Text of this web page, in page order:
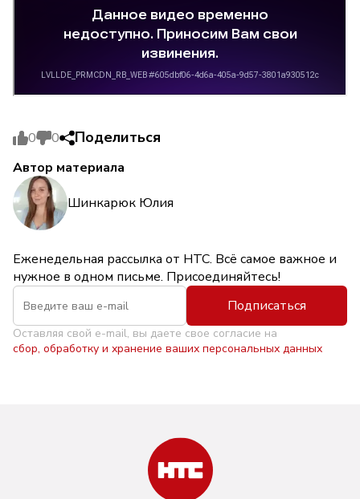
0 0 Поделиться
Автор материала
Шинкарюк Юлия
Еженедельная рассылка от НТС. Всё самое важное и
нужное в одном письме. Присоединяйтесь!
Подписаться
Оставляя свой e-mail, вы даете свое согласие на
сбор, обработку и хранение ваших персональных данных